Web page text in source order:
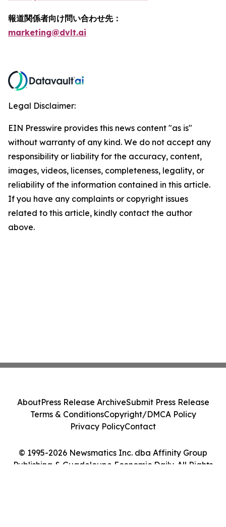
報道関係者向け問い合わせ先：
marketing@dvlt.ai
Legal Disclaimer:
EIN Presswire provides this news content "as is"
without warranty of any kind. We do not accept any
responsibility or liability for the accuracy, content,
images, videos, licenses, completeness, legality, or
reliability of the information contained in this article.
If you have any complaints or copyright issues
related to this article, kindly contact the author
above.
© 1995-2026 Newsmatics Inc. dba Affinity Group
Publishing & Guadeloupe Economic Daily. All Rights
AboutPress Release ArchiveSubmit Press Release
Terms & ConditionsCopyright/DMCA Policy
Privacy PolicyContact